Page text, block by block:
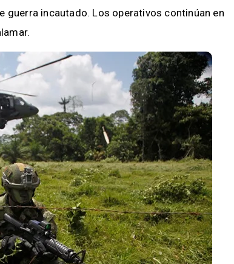
guerra incautado. Los operativos continúan en